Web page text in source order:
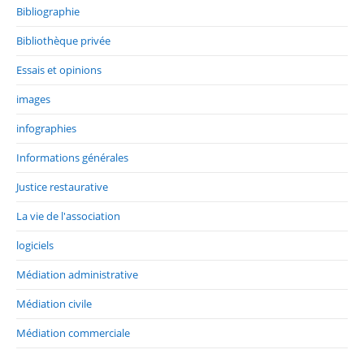
Bibliographie
Bibliothèque privée
Essais et opinions
images
infographies
Informations générales
Justice restaurative
La vie de l'association
logiciels
Médiation administrative
Médiation civile
Médiation commerciale